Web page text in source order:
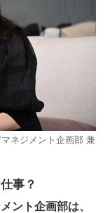
ネジメント企画部 兼
事？
ント企画部は、